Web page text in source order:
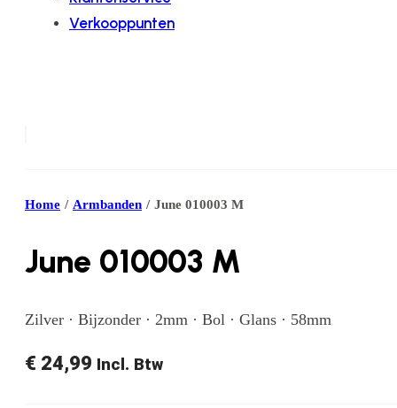
Verkooppunten
Home / Armbanden / June 010003 M
June 010003 M
Zilver · Bijzonder · 2mm · Bol · Glans · 58mm
€ 24,99 Incl. Btw